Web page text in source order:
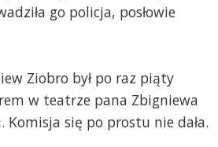
go policja, posłowie
Ziobro był po raz piąty
w teatrze pana Zbigniewa
Komisja się po prostu nie dała.
rządów oburzał się nad
dach te biedne stópki, czy zmienił
migrantów , nawet ci,którzy
miejsca na ziemi.Teraz zmiana